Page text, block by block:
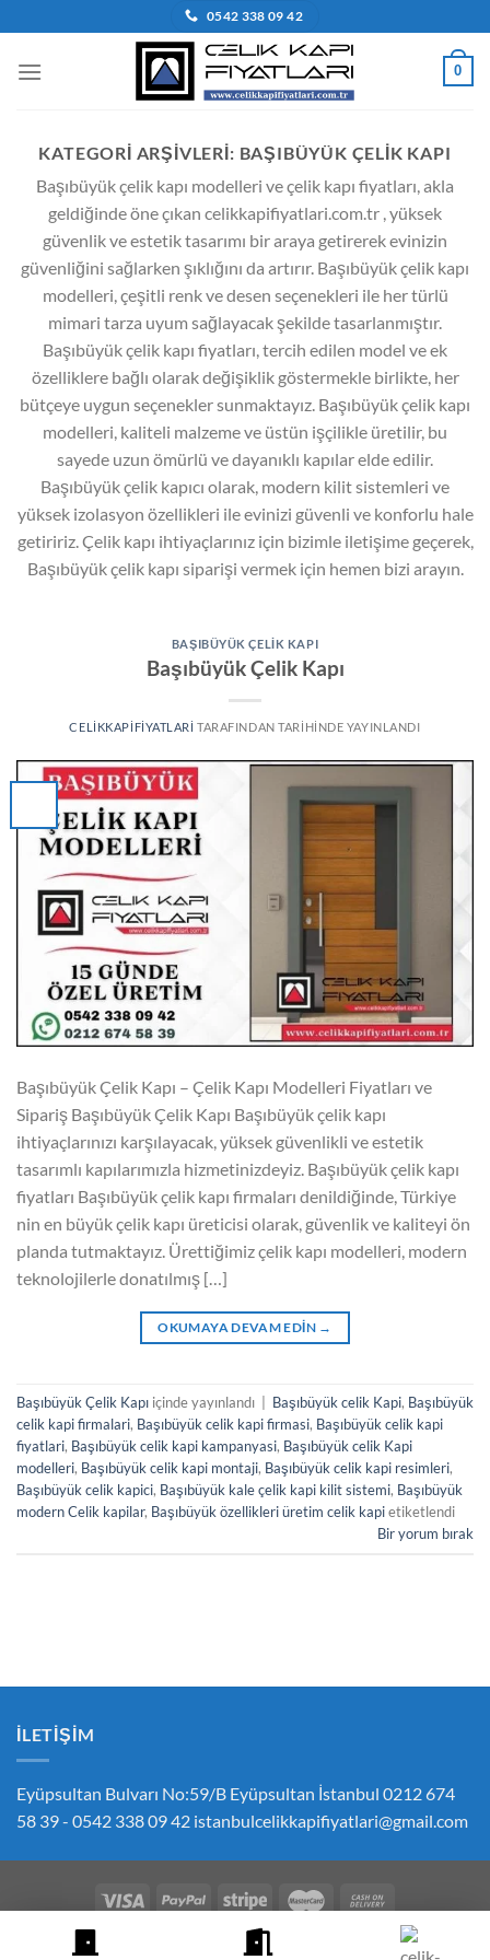
atla
0542 338 09 42
0
KATEGORI ARŞIVLERI: BAŞIBÜYÜK ÇELIK KAPI
Başıbüyük çelik kapı modelleri ve çelik kapı fiyatları, akla
geldiğinde öne çıkan celikkapifiyatlari.com.tr , yüksek
güvenlik ve estetik tasarımı bir araya getirerek evinizin
güvenliğini sağlarken şıklığını da artırır. Başıbüyük çelik kapı
modelleri, çeşitli renk ve desen seçenekleri ile her türlü
mimari tarza uyum sağlayacak şekilde tasarlanmıştır.
Başıbüyük çelik kapı fiyatları, tercih edilen model ve ek
özelliklere bağlı olarak değişiklik göstermekle birlikte, her
bütçeye uygun seçenekler sunmaktayız. Başıbüyük çelik kapı
modelleri, kaliteli malzeme ve üstün işçilikle üretilir, bu
sayede uzun ömürlü ve dayanıklı kapılar elde edilir.
Başıbüyük çelik kapıcı olarak, modern kilit sistemleri ve
yüksek izolasyon özellikleri ile evinizi güvenli ve konforlu hale
getiririz. Çelik kapı ihtiyaçlarınız için bizimle iletişime geçerek,
Başıbüyük çelik kapı siparişi vermek için hemen bizi arayın.
BAŞIBÜYÜK ÇELIK KAPI
Başıbüyük Çelik Kapı
CELIKKAPIFIYATLARI TARAFINDAN TARIHINDE YAYINLANDI
Başıbüyük Çelik Kapı – Çelik Kapı Modelleri Fiyatları ve
Sipariş Başıbüyük Çelik Kapı Başıbüyük çelik kapı
ihtiyaçlarınızı karşılayacak, yüksek güvenlikli ve estetik
tasarımlı kapılarımızla hizmetinizdeyiz. Başıbüyük çelik kapı
fiyatları Başıbüyük çelik kapı firmaları denildiğinde, Türkiye
nin en büyük çelik kapı üreticisi olarak, güvenlik ve kaliteyi ön
planda tutmaktayız. Ürettiğimiz çelik kapı modelleri, modern
teknolojilerle donatılmış […]
OKUMAYA DEVAM EDIN →
Başıbüyük Çelik Kapı içinde yayınlandı Başıbüyük celik Kapi, Başıbüyük
celik kapi firmalari, Başıbüyük celik kapi firmasi, Başıbüyük celik kapi
fiyatlari, Başıbüyük celik kapi kampanyasi, Başıbüyük celik Kapi
modelleri, Başıbüyük celik kapi montaji, Başıbüyük celik kapi resimleri,
Başıbüyük celik kapici, Başıbüyük kale çelik kapi kilit sistemi, Başıbüyük
modern Celik kapilar, Başıbüyük özellikleri üretim celik kapietiketlendi
Bir yorum bırak
İLETIŞIM
Eyüpsultan Bulvarı No:59/B Eyüpsultan İstanbul 0212 674
58 39 - 0542 338 09 42 istanbulcelikkapifiyatlari@gmail.com
ÇEREZ POLITIKASI GIZLILIK POLITIKASI
İPTAL VE İADE POLITIKASI
ÇELIK KAPI FIYATLARI SIPARIŞ İLETIŞIM
HESABIM